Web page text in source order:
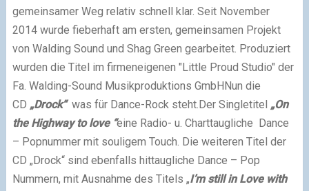
gemeinsamer Weg relativ schnell klar. Seit November
2014 wurde fieberhaft am ersten, gemeinsamen Projekt
von Walding Sound und Shag Green gearbeitet. Produziert
wurden die Titel im firmeneigenen "Little Proud Studio" der
Fa. Walding-Sound Musikproduktions GmbHNun die
CD „Drock“ was für Dance-Rock steht. Der Singletitel „On
the Highway to love “eine Radio- u. Charttaugliche Dance
– Popnummermit souligem Touch. Die weiteren Titel der
CD „Drock“ sind ebenfalls hittaugliche Dance – Pop
Nummern, mit Ausnahme des Titels „I’m still in Love with